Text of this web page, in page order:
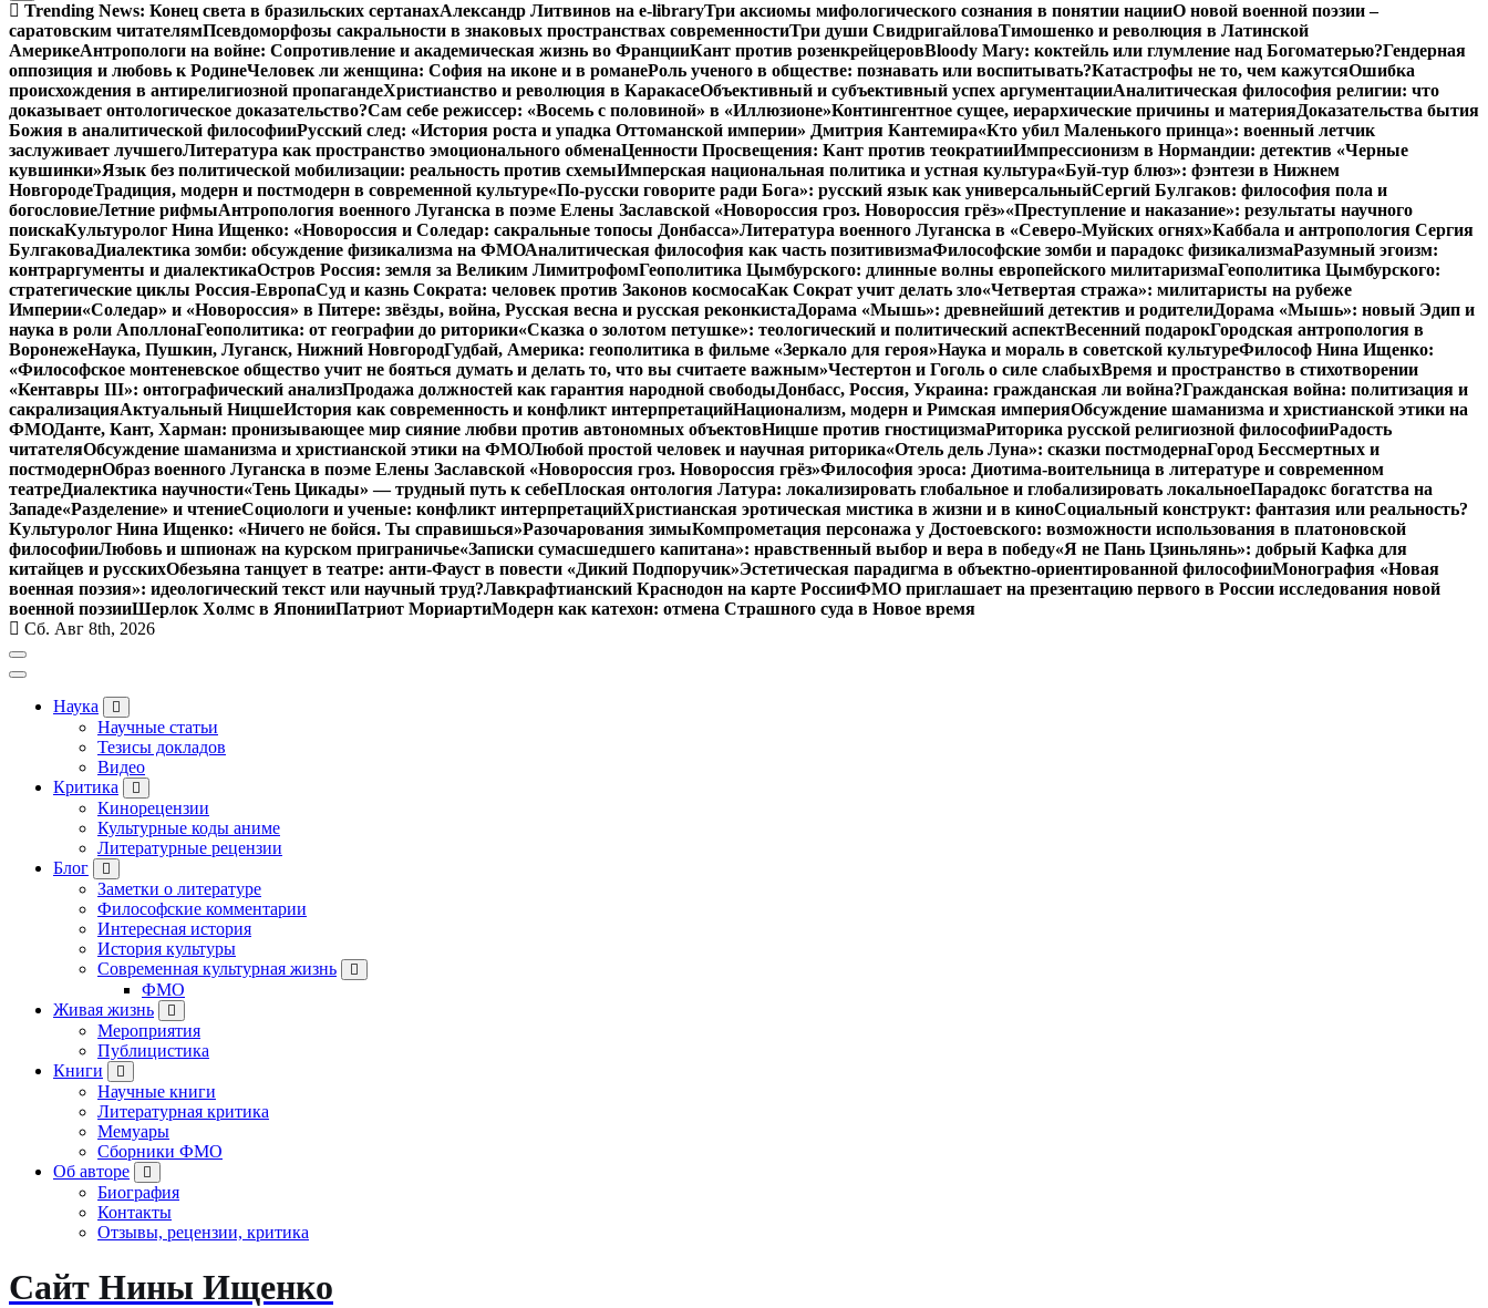
Trending News: Конец света в бразильских сертанахАлександр Литвинов на e-libraryТри аксиомы мифологического сознания в понятии нацииО новой военной поэзии –
саратовским читателямПсевдоморфозы сакральности в знаковых пространствах современностиТри души СвидригайловаТимошенко и революция в Латинской
АмерикеАнтропологи на войне: Сопротивление и академическая жизнь во ФранцииКант против розенкрейцеровBloody Mary: коктейль или глумление над Богоматерью?Гендерная
оппозиция и любовь к РодинеЧеловек ли женщина: София на иконе и в романеРоль ученого в обществе: познавать или воспитывать?Катастрофы не то, чем кажутсяОшибка
происхождения в антирелигиозной пропагандеХристианство и революция в КаракасеОбъективный и субъективный успех аргументацииАналитическая философия религии: что
доказывает онтологическое доказательство?Сам себе режиссер: «Восемь с половиной» в «Иллюзионе»Контингентное сущее, иерархические причины и материяДоказательства бытия
Божия в аналитической философииРусский след: «История роста и упадка Оттоманской империи» Дмитрия Кантемира«Кто убил Маленького принца»: военный летчик
заслуживает лучшегоЛитература как пространство эмоционального обменаЦенности Просвещения: Кант против теократииИмпрессионизм в Нормандии: детектив «Черные
кувшинки»Язык без политической мобилизации: реальность против схемыИмперская национальная политика и устная культура«Буй-тур блюз»: фэнтези в Нижнем
НовгородеТрадиция, модерн и постмодерн в современной культуре«По-русски говорите ради Бога»: русский язык как универсальныйСергий Булгаков: философия пола и
богословиеЛетние рифмыАнтропология военного Луганска в поэме Елены Заславской «Новороссия гроз. Новороссия грёз»«Преступление и наказание»: результаты научного
поискаКультуролог Нина Ищенко: «Новороссия и Соледар: сакральные топосы Донбасса»Литература военного Луганска в «Северо-Муйских огнях»Каббала и антропология Сергия
БулгаковаДиалектика зомби: обсуждение физикализма на ФМОАналитическая философия как часть позитивизмаФилософские зомби и парадокс физикализмаРазумный эгоизм:
контраргументы и диалектикаОстров Россия: земля за Великим ЛимитрофомГеополитика Цымбурского: длинные волны европейского милитаризмаГеополитика Цымбурского:
стратегические циклы Россия-ЕвропаСуд и казнь Сократа: человек против Законов космосаКак Сократ учит делать зло«Четвертая стража»: милитаристы на рубеже
Империи«Соледар» и «Новороссия» в Питере: звёзды, война, Русская весна и русская реконкистаДорама «Мышь»: древнейший детектив и родителиДорама «Мышь»: новый Эдип и
наука в роли АполлонаГеополитика: от географии до риторики«Сказка о золотом петушке»: теологический и политический аспектВесенний подарокГородская антропология в
ВоронежеНаука, Пушкин, Луганск, Нижний НовгородГудбай, Америка: геополитика в фильме «Зеркало для героя»Наука и мораль в советской культуреФилософ Нина Ищенко:
«Философское монтеневское общество учит не бояться думать и делать то, что вы считаете важным»Честертон и Гоголь о силе слабыхВремя и пространство в стихотворении
«Кентавры III»: онтографический анализПродажа должностей как гарантия народной свободыДонбасс, Россия, Украина: гражданская ли война?Гражданская война: политизация и
сакрализацияАктуальный НицшеИстория как современность и конфликт интерпретацийНационализм, модерн и Римская империяОбсуждение шаманизма и христианской этики на
ФМОДанте, Кант, Харман: пронизывающее мир сияние любви против автономных объектовНицше против гностицизмаРиторика русской религиозной философииРадость
читателяОбсуждение шаманизма и христианской этики на ФМОЛюбой простой человек и научная риторика«Отель дель Луна»: сказки постмодернаГород Бессмертных и
постмодернОбраз военного Луганска в поэме Елены Заславской «Новороссия гроз. Новороссия грёз»Философия эроса: Диотима-воительница в литературе и современном
театреДиалектика научности«Тень Цикады» — трудный путь к себеПлоская онтология Латура: локализировать глобальное и глобализировать локальноеПарадокс богатства на
Западе«Разделение» и чтениеСоциологи и ученые: конфликт интерпретацийХристианская эротическая мистика в жизни и в киноСоциальный конструкт: фантазия или реальность?
Культуролог Нина Ищенко: «Ничего не бойся. Ты справишься»Разочарования зимыКомпрометация персонажа у Достоевского: возможности использования в платоновской
философииЛюбовь и шпионаж на курском приграничье«Записки сумасшедшего капитана»: нравственный выбор и вера в победу«Я не Пань Цзиньлянь»: добрый Кафка для
китайцев и русскихОбезьяна танцует в театре: анти-Фауст в повести «Дикий Подпоручик»Эстетическая парадигма в объектно-ориентированной философииМонография «Новая
военная поэзия»: идеологический текст или научный труд?Лавкрафтианский Краснодон на карте РоссииФМО приглашает на презентацию первого в России исследования новой
военной поэзииШерлок Холмс в ЯпонииПатриот МориартиМодерн как катехон: отмена Страшного суда в Новое время
Сб. Авг 8th, 2026
Наука
Научные статьи
Тезисы докладов
Видео
Критика
Кинорецензии
Культурные коды аниме
Литературные рецензии
Блог
Заметки о литературе
Философские комментарии
Интересная история
История культуры
Современная культурная жизнь
ФМО
Живая жизнь
Мероприятия
Публицистика
Книги
Научные книги
Литературная критика
Мемуары
Сборники ФМО
Об авторе
Биография
Контакты
Отзывы, рецензии, критика
Сайт Нины Ищенко